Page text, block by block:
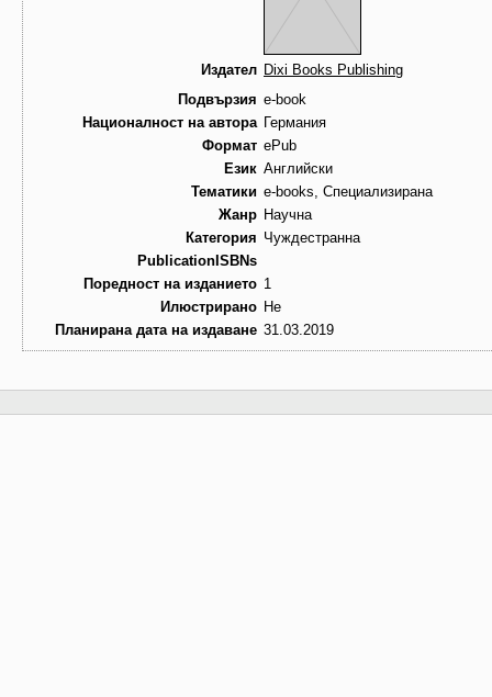
Издател Dixi Books Publishing
Подвързия e-book
Националност на автора Германия
Формат ePub
Език Английски
Тематики e-books, Специализирана
Жанр Научна
Категория Чуждестранна
PublicationISBNs
Поредност на изданието 1
Илюстрирано Не
Планирана дата на издаване 31.03.2019